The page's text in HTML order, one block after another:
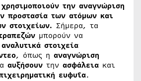
την αναγνώριση
προστασία των ατόμων και
στοιχείων. Σήμερα, τα
μπορούν να
αναλυτικά στοιχεία
, όπως η αναγνώριση
αυξήσουν την ασφάλεια και
ευφυΐα.